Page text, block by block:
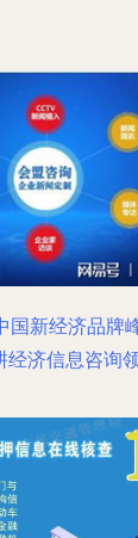
国新经济品牌
经济信息咨询